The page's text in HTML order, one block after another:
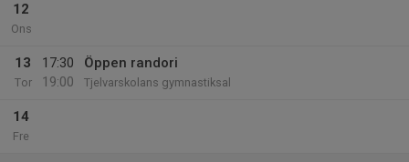
12
Ons
13
Tor
17:30
19:00
Öppen randori
Tjelvarskolans gymnastiksal
14
Fre